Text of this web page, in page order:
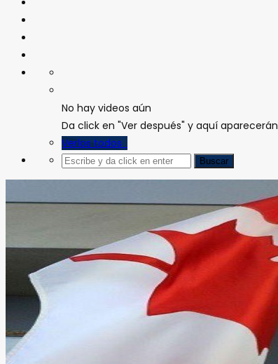
No hay videos aún
Da click en "Ver después" y aquí aparecerán
Verlos todos